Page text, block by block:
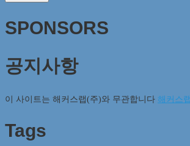
SPONSORS
공지사항
이 사이트는 해커스랩(주)와 무관합니다 해커스
Tags